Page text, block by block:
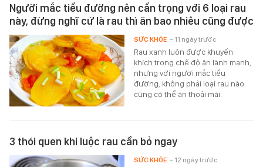
Người mắc tiểu đường nên cẩn trọng với 6 loại rau
này, đừng nghĩ cứ là rau thì ăn bao nhiêu cũng được
Rau xanh luôn được khuyến
khích trong chế độ ăn lành mạnh,
nhưng với người mắc tiểu
đường, không phải loại rau nào
cũng có thể ăn thoải mái.
SỨC KHỎE - 11 ngày trước
3 thói quen khi luộc rau cần bỏ ngay
SỨC KHỎE - 12 ngày trước